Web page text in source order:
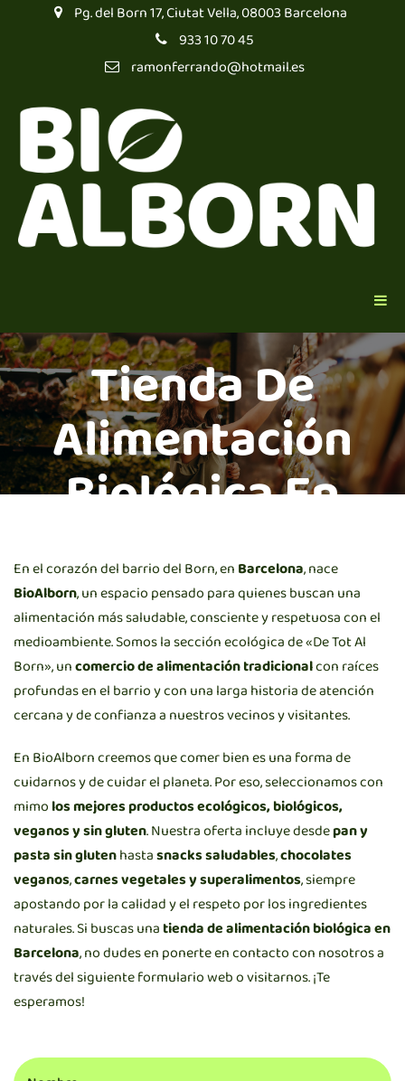
Pg. del Born 17, Ciutat Vella, 08003 Barcelona
933 10 70 45
ramonferrando@hotmail.es
Tienda De
Alimentación
Biológica En
Barcelona
En el corazón del barrio del Born, enBarcelona, nace
BioAlborn, un espacio pensado para quienes buscan una
alimentación más saludable, consciente y respetuosa con el
medioambiente. Somos la sección ecológica de «De Tot Al
Born», uncomercio de alimentación tradicionalcon raíces
profundas en el barrio y con una larga historia de atención
cercana y de confianza a nuestros vecinos y visitantes.
En BioAlborn creemos que comer bien es una forma de
cuidarnos y de cuidar el planeta. Por eso, seleccionamos con
mimolos mejores productos ecológicos, biológicos,
veganos y sin gluten. Nuestra oferta incluye desdepan y
pasta sin glutenhastasnacks saludables,chocolates
veganos,carnes vegetales y superalimentos, siempre
apostando por la calidad y el respeto por los ingredientes
naturales. Si buscas unatienda de alimentación biológica en
Barcelona, no dudes en ponerte en contacto con nosotros a
través del siguiente formulario web o visitarnos. ¡Te
esperamos!